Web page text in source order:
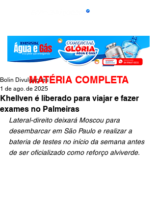
Khellven é liberado para viajar e fazer
exames no Palmeiras
Bolin Divulgações
1 de ago. de 2025
Lateral-direito deixará Moscou para
desembarcar em São Paulo e realizar a
bateria de testes no início da semana antes
de ser oficializado como reforço alviverde.
MATÉRIA COMPLETA